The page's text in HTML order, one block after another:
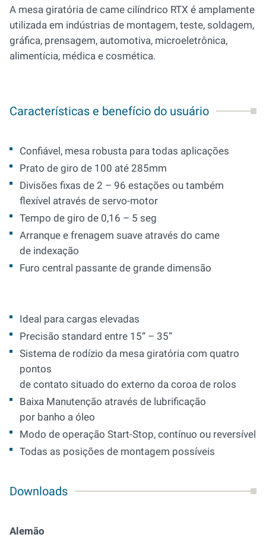
A mesa giratória de came cilíndrico RTX é amplamente
utilizada em indústrias de montagem, teste, soldagem,
gráfica, prensagem, automotiva, microeletrônica,
alimentícia, médica e cosmética.
Características e benefício do usuário
Confiável, mesa robusta para todas aplicações
Prato de giro de 100 até 285mm
Divisões fixas de 2 – 96 estações ou também
flexível através de servo-motor
Tempo de giro de 0,16 – 5 seg
Arranque e frenagem suave através do came
de indexação
Furo central passante de grande dimensão
Ideal para cargas elevadas
Precisão standard entre 15“ – 35“
Sistema de rodízio da mesa giratória com quatro
pontos
de contato situado do externo da coroa de rolos
Baixa Manutenção através de lubrificação
por banho a óleo
Modo de operação Start-Stop, contínuo ou reversível
Todas as posições de montagem possíveis
Downloads
Alemão